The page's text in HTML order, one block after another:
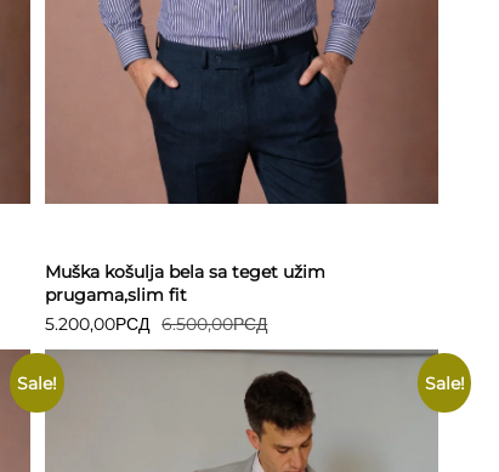
Detaljnije
Muška košulja bela sa teget užim
prugama,slim fit
6.500,00РСД
5.200,00РСД
Sale! Sale!